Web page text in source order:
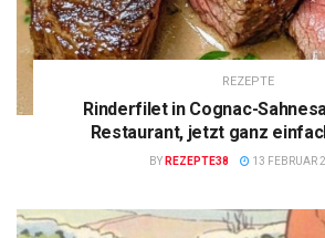
REZEPTE
Rinderfilet in Cognac-
Restaurant, jetzt ganz
BY REZEPTE38 13 FEBRUAR